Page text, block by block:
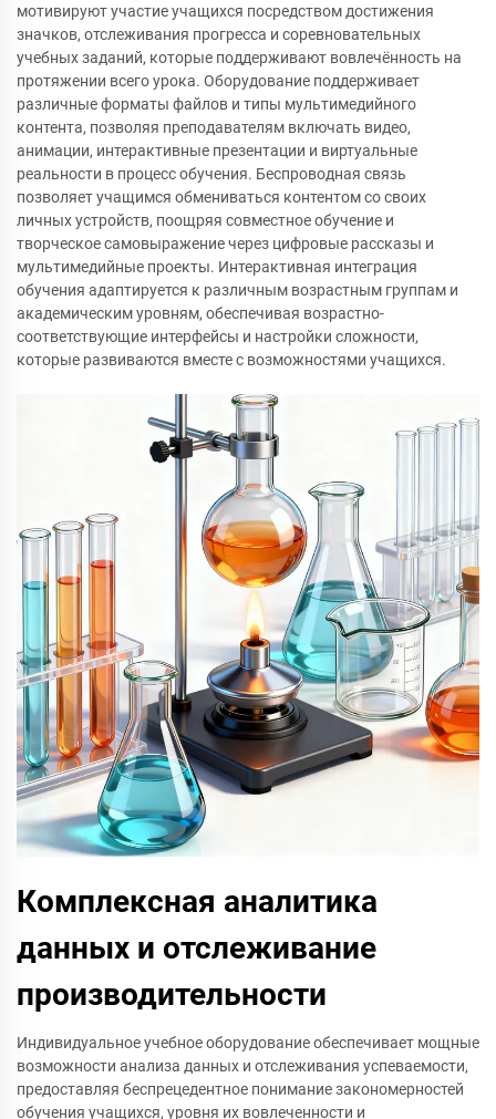
мотивируют участие учащихся посредством достижения
значков, отслеживания прогресса и соревновательных
учебных заданий, которые поддерживают вовлечённость на
протяжении всего урока. Оборудование поддерживает
различные форматы файлов и типы мультимедийного
контента, позволяя преподавателям включать видео,
анимации, интерактивные презентации и виртуальные
реальности в процесс обучения. Беспроводная связь
позволяет учащимся обмениваться контентом со своих
личных устройств, поощряя совместное обучение и
творческое самовыражение через цифровые рассказы и
мультимедийные проекты. Интерактивная интеграция
обучения адаптируется к различным возрастным группам и
академическим уровням, обеспечивая возрастно-
соответствующие интерфейсы и настройки сложности,
которые развиваются вместе с возможностями учащихся.
Комплексная аналитика
данных и отслеживание
производительности
Индивидуальное учебное оборудование обеспечивает мощные
возможности анализа данных и отслеживания успеваемости,
предоставляя беспрецедентное понимание закономерностей
обучения учащихся, уровня их вовлеченности и